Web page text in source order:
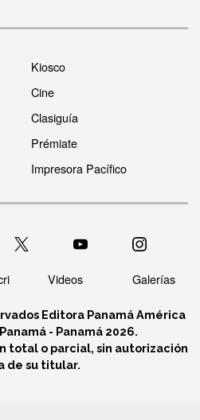
Kiosco
Cine
Clasiguía
Prémiate
Impresora Pacífico
Videos Galerías
Editora Panamá América
- Panamá 2026.
total o parcial, sin autorización
de su titular.